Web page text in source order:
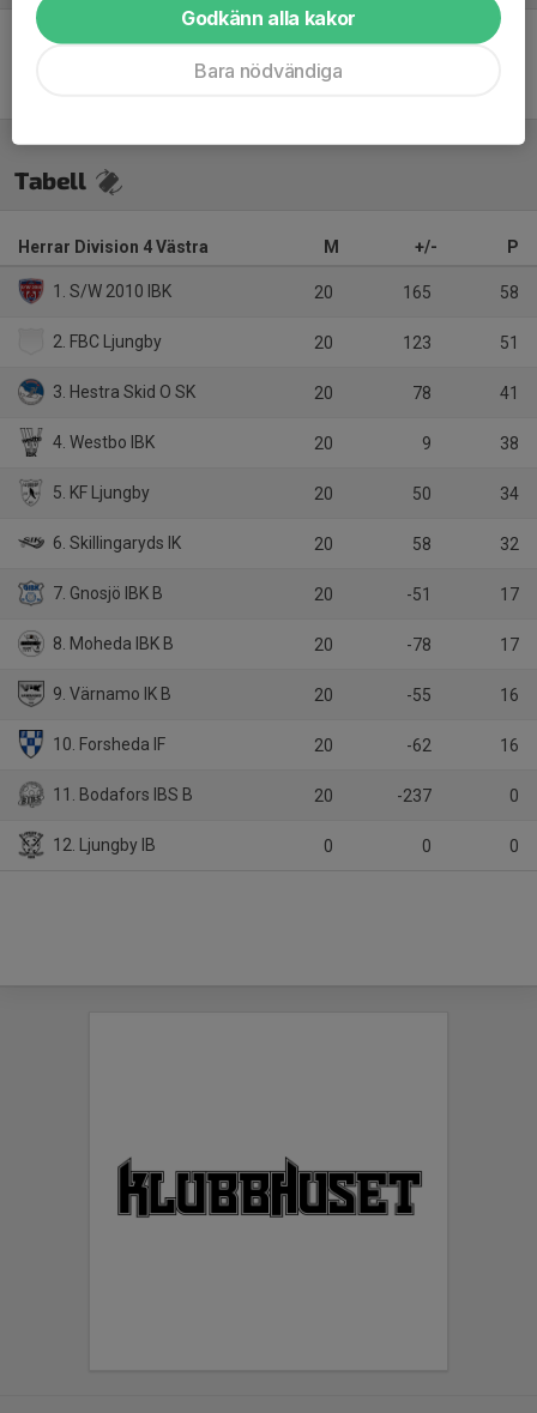
Inget referat skrivet
Tabell
Herrar Division 4 Västra M +/- P
1. S/W 2010 IBK 20 165 58
2. FBC Ljungby 20 123 51
3. Hestra Skid O SK 20 78 41
4. Westbo IBK 20 9 38
5. KF Ljungby 20 50 34
6. Skillingaryds IK 20 58 32
7. Gnosjö IBK B 20 -51 17
8. Moheda IBK B 20 -78 17
9. Värnamo IK B 20 -55 16
10. Forsheda IF 20 -62 16
11. Bodafors IBS B 20 -237 0
12. Ljungby IB 0 0 0
Godkänn alla kakor
Bara nödvändiga